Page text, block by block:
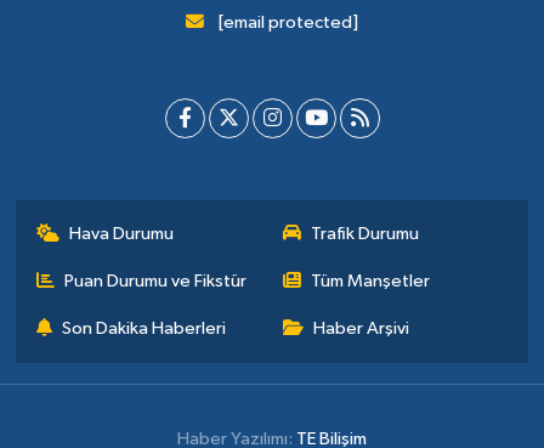
[email protected]
Hava Durumu Trafik Durumu
Puan Durumu ve Fikstür Tüm Manşetler
Son Dakika Haberleri Haber Arşivi
Haber Yazılımı: TE Bilişim